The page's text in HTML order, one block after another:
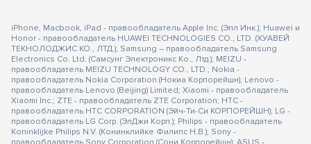
iPhone, Macbook, iPad - правообладатель Apple Inc. (Эпл Инк.); Huawei и
Honor - правообладатель HUAWEI TECHNOLOGIES CO., LTD. (ХУАВЕЙ
ТЕКНОЛОДЖИС КО., ЛТД.); Samsung – правообладатель Samsung
Electronics Co. Ltd. (Самсунг Электроникс Ко., Лтд.); MEIZU -
правообладатель MEIZU TECHNOLOGY CO., LTD.; Nokia -
правообладатель Nokia Corporation (Нокиа Корпорейшн); Lenovo -
правообладатель Lenovo (Beijing) Limited; Xiaomi - правообладатель
Xiaomi Inc.; ZTE - правообладатель ZTE Corporation; HTC -
правообладатель HTC CORPORATION (Эйч-Ти-Си КОРПОРЕЙШН); LG -
правообладатель LG Corp. (ЭлДжи Корп.); Philips - правообладатель
Koninklijke Philips N.V. (Конинклийке Филипс Н.В.); Sony -